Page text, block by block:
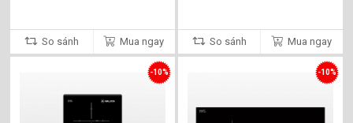
So sánh Mua ngay So sánh Mua ngay
-10% -10%